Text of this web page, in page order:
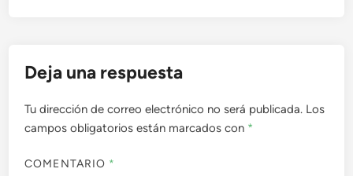
Deja una respuesta
Tu dirección de correo electrónico no será publicada. Los
campos obligatorios están marcados con *
COMENTARIO *